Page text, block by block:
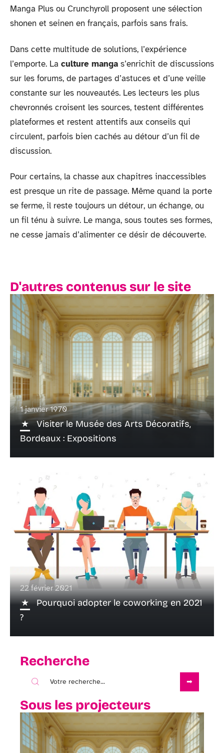
Manga Plus ou Crunchyroll proposent une sélection
shonen et seinen en français, parfois sans frais.
Dans cette multitude de solutions, l’expérience
l’emporte. La culture manga s’enrichit de discussions
sur les forums, de partages d’astuces et d’une veille
constante sur les nouveautés. Les lecteurs les plus
chevronnés croisent les sources, testent différentes
plateformes et restent attentifs aux conseils qui
circulent, parfois bien cachés au détour d’un fil de
discussion.
Pour certains, la chasse aux chapitres inaccessibles
est presque un rite de passage. Même quand la porte
se ferme, il reste toujours un détour, un échange, ou
un fil ténu à suivre. Le manga, sous toutes ses formes,
ne cesse jamais d’alimenter ce désir de découverte.
D'autres contenus sur le site
1 janvier 1970
Visiter le Musée des Arts Décoratifs,
Bordeaux : Expositions
22 février 2021
Pourquoi adopter le coworking en 2021
?
Recherche
Sous les projecteurs